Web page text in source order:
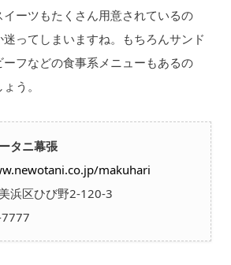
ーツもたくさん用意されているの
ってしまいますね。もちろんサンド
フなどの食事系メニューもあるの
う。
タニ幕張
makuhari
浜区ひび野2-120-3